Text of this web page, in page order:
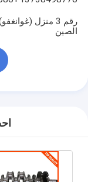
رقم 3 منزل
الصين